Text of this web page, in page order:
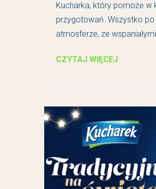
Kucharka, który pomoże w
przygotowań. Wszystko
atmosferze, ze
CZYTAJ WIĘCEJ